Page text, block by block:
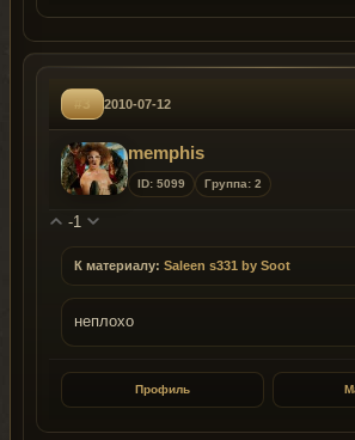
#3 2010-07-12
memphis
ID: 5099 Группа: 2
-1
К материалу: Saleen s331 by Soot
неплохо
Профиль